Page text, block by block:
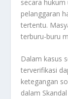
secara
pelanggaran
tertentu.
terburu-buru
Dalam kasus
terverifikasi
ketegangan
dalam